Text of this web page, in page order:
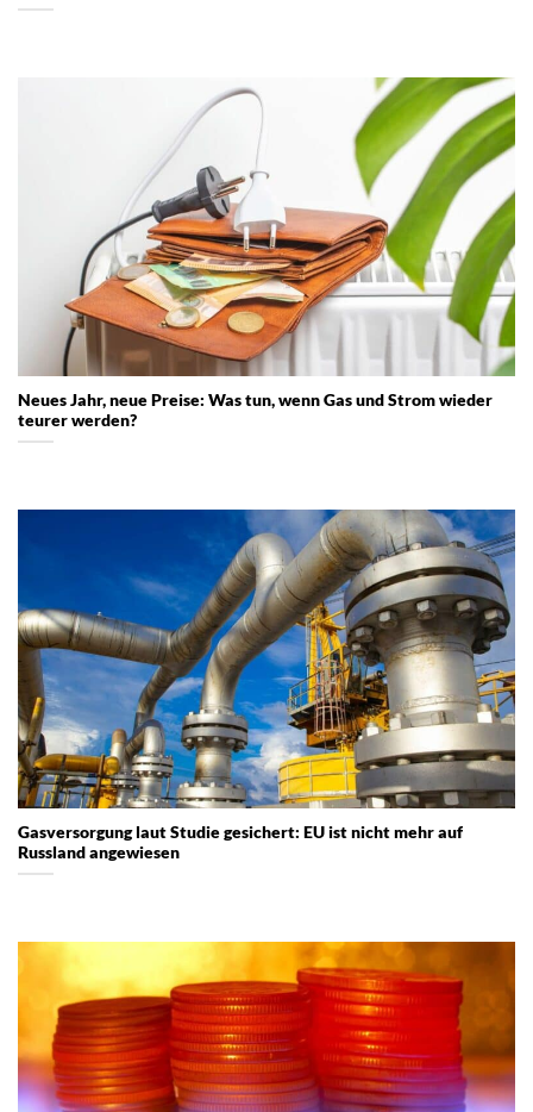
Neues Jahr, neue Preise: Was tun, wenn Gas und Strom wieder
teurer werden?
Gasversorgung laut Studie gesichert: EU ist nicht mehr auf
Russland angewiesen